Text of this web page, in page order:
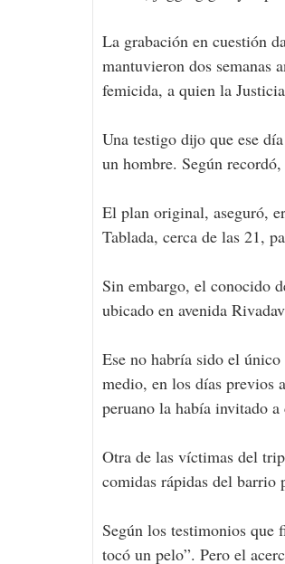
La grabación en cuestión
mantuvieron dos semanas
femicida, a quien la
Una testigo dijo que ese
un hombre. Según
El plan original, aseguró,
Tablada, cerca de las 21,
Sin embargo, el conocido
ubicado en avenida
Ese no habría sido el
medio, en los días previos
peruano la había invitado a
Otra de las víctimas del
comidas rápidas del barrio
Según los testimonios que
tocó un pelo”. Pero el